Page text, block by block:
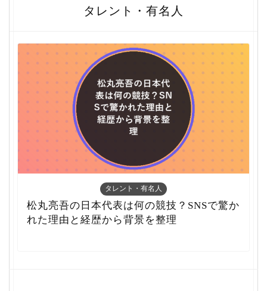
タレント・有名人
タレント・有名人
松丸亮吾の日本代表は何の競技？SNSで驚か
れた理由と経歴から背景を整理